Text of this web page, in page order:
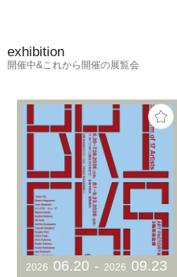
exhibition
開催中&これから開催の展覧会
2026 06.20 - 2026 09.23